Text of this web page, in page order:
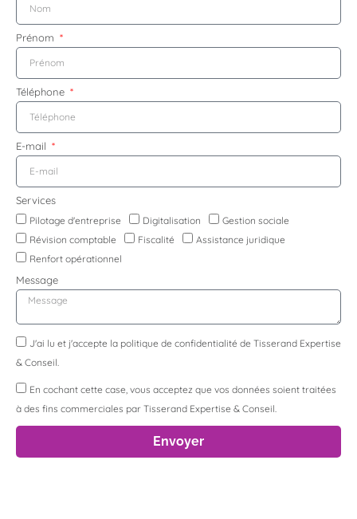
Prénom
Téléphone
E-mail
Services
Pilotage d'entreprise Digitalisation
Gestion sociale
Révision comptable
Fiscalité
Assistance juridique
Renfort opérationnel
Message
J'ai lu et j'accepte la politique de confidentialité de Tisserand Expertise
& Conseil.
En cochant cette case, vous acceptez que vos données soient traitées
à des fins commerciales par Tisserand Expertise & Conseil.
Envoyer